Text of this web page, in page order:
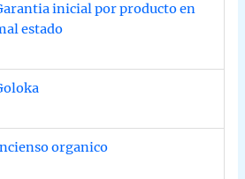
inicial por producto en
estado
organico